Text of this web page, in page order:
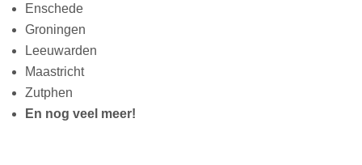
Enschede
Groningen
Leeuwarden
Maastricht
Zutphen
En nog veel meer!